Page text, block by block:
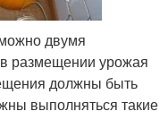
двумя
размещении урожая
должны быть
выполняться такие